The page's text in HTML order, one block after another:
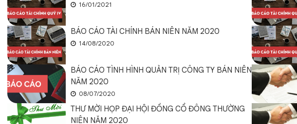
16/01/2021
BÁO CÁO TÀI CHÍNH BÁN NIÊN NĂM 2020
14/08/2020
BÁO CÁO TÌNH HÌNH QUẢN TRỊ CÔNG TY BÁN NIÊN
NĂM 2020
08/07/2020
THƯ MỜI HỌP ĐẠI HỘI ĐỒNG CỔ ĐÔNG THƯỜNG
NIÊN NĂM 2020